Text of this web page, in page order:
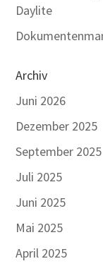
Daylite
Archiv
Juni 2026
Dezember 2025
September 2025
Juli 2025
Juni 2025
Mai 2025
April 2025